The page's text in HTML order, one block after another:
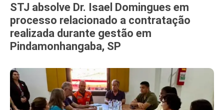
STJ absolve Dr. Isael Domingues em
processo relacionado a contratação
realizada durante gestão em
Pindamonhangaba, SP